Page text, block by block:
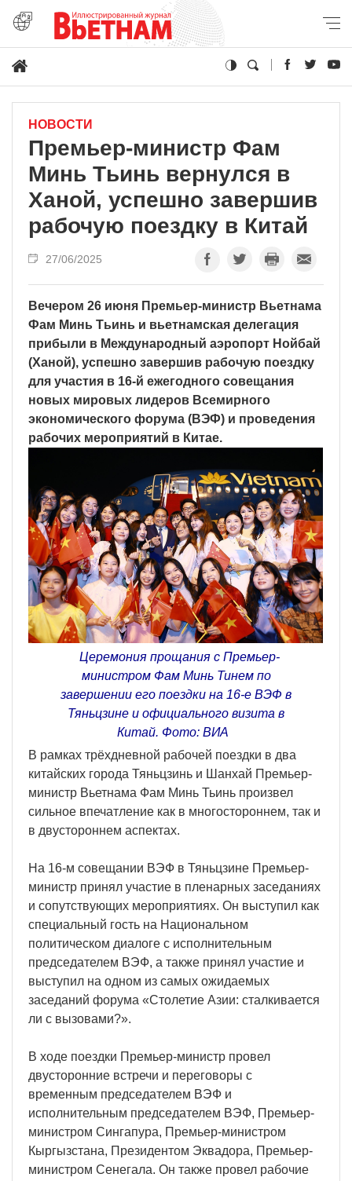
НОВОСТИ
Премьер-министр Фам
Минь Тьинь вернулся в
Ханой, успешно завершив
рабочую поездку в Китай
27/06/2025
Вечером 26 июня Премьер-министр Вьетнама
Фам Минь Тьинь и вьетнамская делегация
прибыли в Международный аэропорт Нойбай
(Ханой), успешно завершив рабочую поездку
для участия в 16-й ежегодного совещания
новых мировых лидеров Всемирного
экономического форума (ВЭФ) и проведения
рабочих мероприятий в Китае.
Церемония прощания с Премьер-
министром Фам Минь Тинем по
завершении его поездки на 16-е ВЭФ в
Тяньцзине и официального визита в
Китай. Фото: ВИА
В рамках трёхдневной рабочей поездки в два
китайских города Тяньцзинь и Шанхай Премьер-
министр Вьетнама Фам Минь Тьинь произвел
сильное впечатление как в многостороннем, так и
в двустороннем аспектах.
На 16-м совещании ВЭФ в Тяньцзине Премьер-
министр принял участие в пленарных заседаниях
и сопутствующих мероприятиях. Он выступил как
специальный гость на Национальном
политическом диалоге с исполнительным
председателем ВЭФ, а также принял участие и
выступил на одном из самых ожидаемых
заседаний форума «Столетие Азии: сталкивается
ли с вызовами?».
В ходе поездки Премьер-министр провел
двусторонние встречи и переговоры с
временным председателем ВЭФ и
исполнительным председателем ВЭФ, Премьер-
министром Сингапура, Премьер-министром
Кыргызстана, Президентом Эквадора, Премьер-
министром Сенегала. Он также провел рабочие